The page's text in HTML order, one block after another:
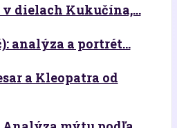
dielach Kukučína,...
analýza a portrét...
a Kleopatra od